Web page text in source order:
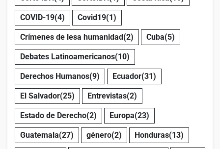
COVID-19(4) Covid19(1)
Crímenes de lesa humanidad(2) Cuba(5)
Debates Latinoamericanos(10)
Derechos Humanos(9) Ecuador(31)
El Salvador(25) Entrevistas(2)
Estado de Derecho(2) Europa(23)
Guatemala(27) género(2) Honduras(13)